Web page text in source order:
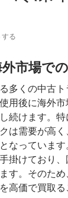
する
市場で
多くの中古
用後に海外市
続けます。
は需要が高
なっていま
掛けており
す。そのた
高価で買取る